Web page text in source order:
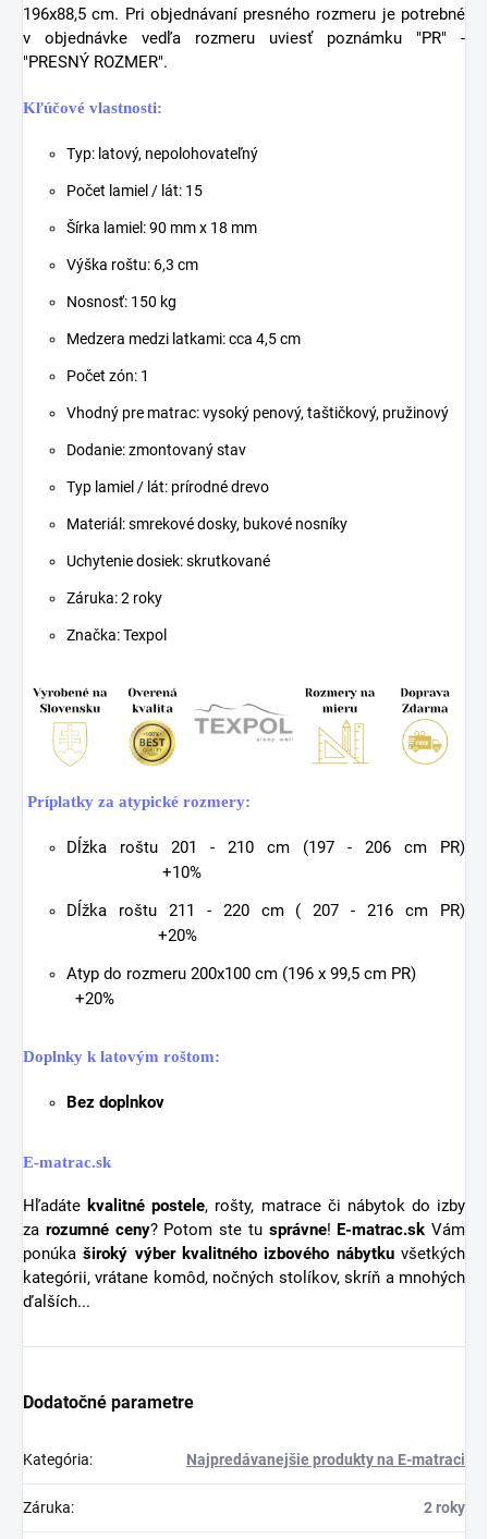
196x88,5 cm. Pri objednávaní presného rozmeru je potrebné
v objednávke vedľa rozmeru uviesť poznámku "PR" -
"PRESNÝ ROZMER".
Kľúčové vlastnosti:
Typ: latový, nepolohovateľný
Počet lamiel / lát: 15
Šírka lamiel: 90 mm x 18 mm
Výška roštu: 6,3 cm
Nosnosť: 150 kg
Medzera medzi latkami: cca 4,5 cm
Počet zón: 1
Vhodný pre matrac: vysoký penový, taštičkový, pružinový
Dodanie: zmontovaný stav
Typ lamiel / lát: prírodné drevo
Materiál: smrekové dosky, bukové nosníky
Uchytenie dosiek:skrutkované
Záruka: 2 roky
Značka: Texpol
Príplatky za atypické rozmery:
Dĺžka roštu 201 - 210 cm (197 - 206 cm PR)
+10%
Dĺžka roštu 211 - 220 cm ( 207 - 216 cm PR)
+20%
Atyp do rozmeru 200x100 cm (196 x 99,5 cm PR)
+20%
Doplnky k latovým roštom:
Bez doplnkov
E-matrac.sk
Hľadáte kvalitné postele, rošty, matrace či nábytok do izby
za rozumné ceny? Potom ste tusprávne! E-matrac.sk Vám
ponúka široký výber kvalitného izbového nábytkuvšetkých
kategórii, vrátane komôd, nočných stolíkov, skríň a mnohých
ďalších...
Dodatočné parametre
Kategória: Najpredávanejšie produkty na E-matraci
Záruka: 2 roky